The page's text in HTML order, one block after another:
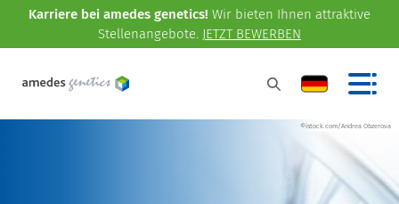
Karriere bei amedes genetics! Wir bieten Ihnen attraktive
Stellenangebote. JETZT BEWERBEN
©istock.com/Andrea Obzerova